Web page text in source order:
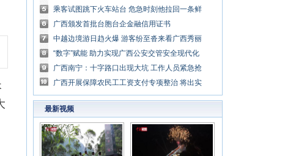
乘客试图跳下火车站台 危急时刻他拉回一条鲜
活生命
广西颁发首批台胞台企金融信用证书
中越边境游日趋火爆 游客纷至沓来看广西秀丽
山水
“数字”赋能 助力实现广西公安交管安全现代化
治理体系
广西南宁：十字路口出现大坑 工作人员紧急抢
修
广西开展保障农民工工资支付专项整治 将出实
招根治欠薪
最新视频